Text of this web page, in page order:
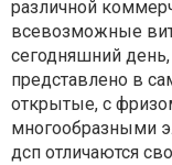
различной
всевозможные
сегодняшний
представлено в
открытые, с
многообразными
дсп отличаются